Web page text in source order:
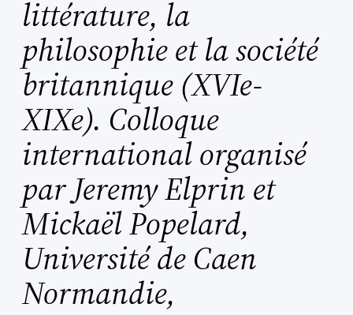
littérature, la
philosophie et la société
britannique (XVIe-
XIXe). Colloque
international organisé
par Jeremy Elprin et
Mickaël Popelard,
Université de Caen
Normandie,